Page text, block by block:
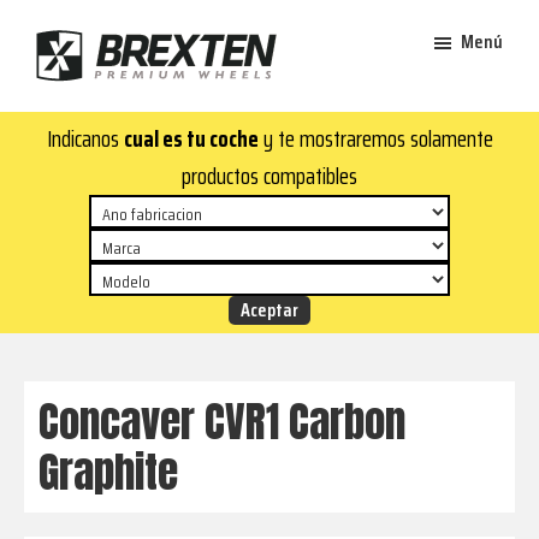
contenido
principal
de
página
Brexten
aluminio
premium
¡En
Brexten.com
encontrarás
aluminio
top!
y
estilo
para
Menú
Indicanos cual es tu cochey te mostraremos solamente
productos compatibles
Concaver CVR1 Carbon
Graphite